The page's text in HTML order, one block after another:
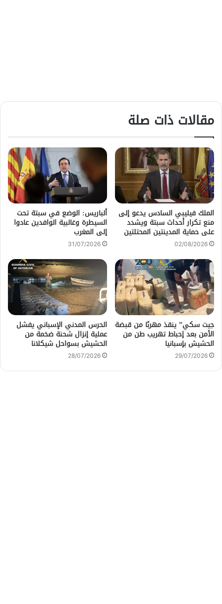
مقالات ذات صلة
الملك فيليبي السادس يدعو إلى
منع تكرار أحداث سبتة ويشدد
على حماية المدينتين المحتلتين
02/08/2026
ألباريس: الوضع في سبتة تحت
السيطرة وغالبية الوافدين عادوا
إلى المغرب
31/07/2026
جيت سكي” ينقذ مهربًا من قبضة
الأمن بعد إحباط تهريب طن من
الحشيش بإسبانيا
29/07/2026
الحرس المدني الإسباني يفشل
عملية إنزال شحنة ضخمة من
الحشيش بسواحل شيكلانا
28/07/2026